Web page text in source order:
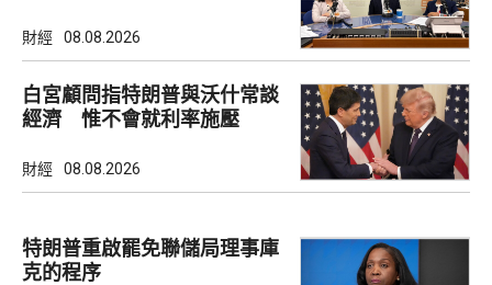
財經 08.08.2026
白宮顧問指特朗普與沃什常談
經濟 惟不會就利率施壓
財經 08.08.2026
特朗普重啟罷免聯儲局理事庫
克的程序